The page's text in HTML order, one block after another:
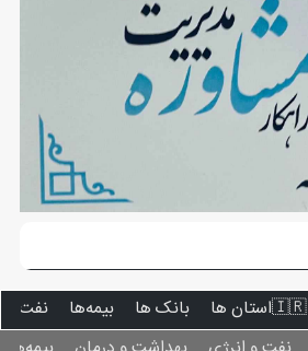
🇮🇷استان ‌ها بانک ها بیمه‌ها
نفت و